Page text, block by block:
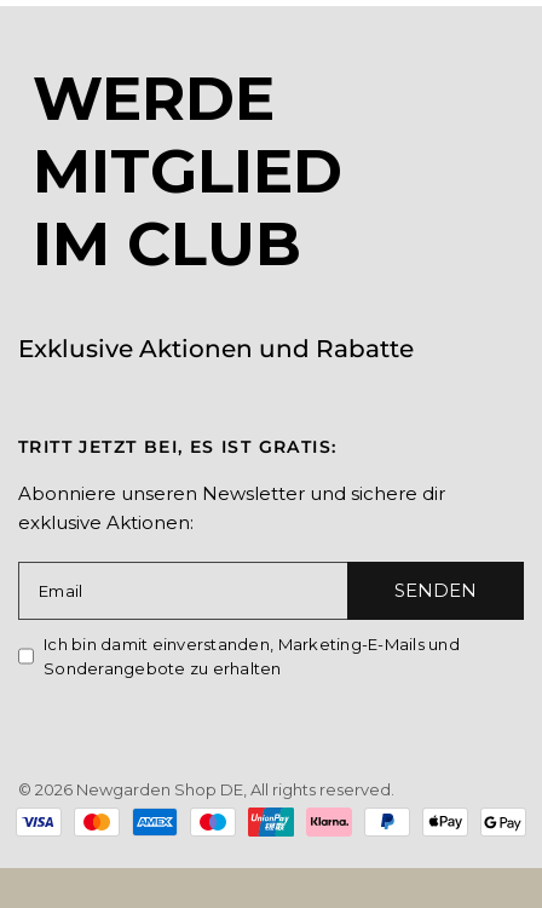
WERDE
MITGLIED
IM CLUB
Exklusive Aktionen und Rabatte
TRITT JETZT BEI, ES IST GRATIS:
Abonniere unseren Newsletter und sichere dir
exklusive Aktionen:
Email SENDEN
Ich bin damit einverstanden, Marketing-E-Mails und
Sonderangebote zu erhalten
© 2026 Newgarden Shop DE, All rights reserved.
Payment
methods